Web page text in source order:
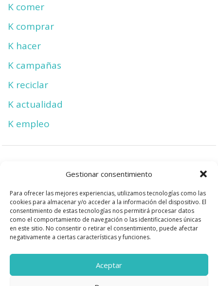
Gestionar consentimiento
Para ofrecer las mejores experiencias, utilizamos tecnologías como las
cookies para almacenar y/o acceder a la información del dispositivo. El
consentimiento de estas tecnologías nos permitirá procesar datos
como el comportamiento de navegación o las identificaciones únicas
en este sitio. No consentir o retirar el consentimiento, puede afectar
negativamente a ciertas características y funciones.
Aceptar
K comer
K comprar
K hacer
K campañas
K reciclar
K actualidad
K empleo
Protección de datos
Política de cookies
Contacto